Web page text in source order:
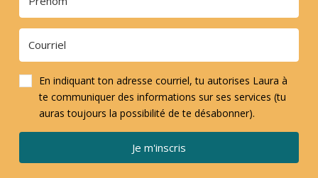
En indiquant ton adresse courriel, tu autorises Laura à
te communiquer des informations sur ses services (tu
auras toujours la possibilité de te désabonner).
Je m'inscris